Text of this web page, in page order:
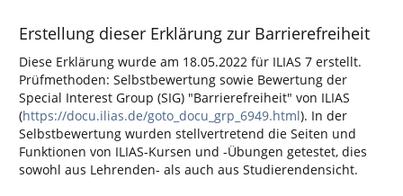
Erstellung dieser Erklärung zur Barrierefreiheit
Diese Erklärung wurde am 18.05.2022 für ILIAS 7 erstellt.
Prüfmethoden: Selbstbewertung sowie Bewertung der
Special Interest Group (SIG) "Barrierefreiheit" von ILIAS
(https://docu.ilias.de/goto_docu_grp_6949.html). In der
Selbstbewertung wurden stellvertretend die Seiten und
Funktionen von ILIAS-Kursen und -Übungen getestet, dies
sowohl aus Lehrenden- als auch aus Studierendensicht.